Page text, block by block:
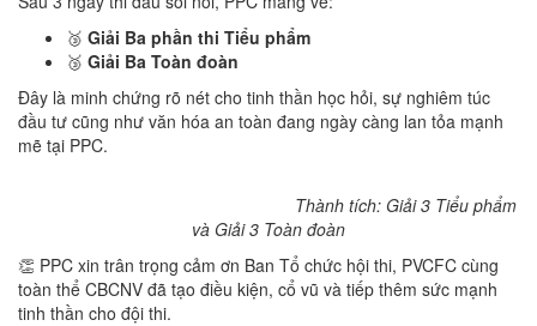
🥉 Giải Ba phần thi Tiểu phẩm
🥉 Giải Ba Toàn đoàn
Đây là minh chứng rõ nét cho tinh thần học hỏi, sự nghiêm túc
đầu tư cũng như văn hóa an toàn đang ngày càng lan tỏa mạnh
mẽ tại PPC.
Thành tích: Giải 3 Tiểu phẩm
và Giải 3 Toàn đoàn
👏 PPC xin trân trọng cảm ơn Ban Tổ chức hội thi, PVCFC cùng
toàn thể CBCNV đã tạo điều kiện, cổ vũ và tiếp thêm sức mạnh
tinh thần cho đội thi.